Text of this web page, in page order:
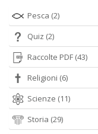
Pesca (2)
Quiz (2)
Raccolte PDF (43)
Religioni (6)
Scienze (11)
Storia (29)